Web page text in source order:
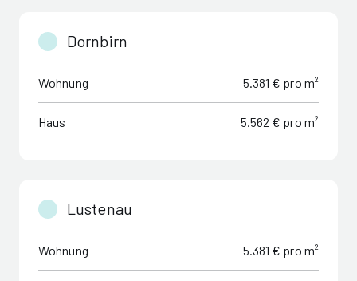
Dornbirn
Wohnung 5.381 € pro m²
Haus 5.562 € pro m²
Lustenau
Wohnung 5.381 € pro m²